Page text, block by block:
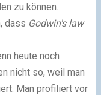
zu können.
dass Godwin's law
heute noch
nicht so, weil man
Man profiliert vor